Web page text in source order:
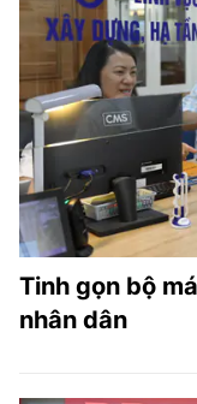
Tinh gọn bộ
nhân dân